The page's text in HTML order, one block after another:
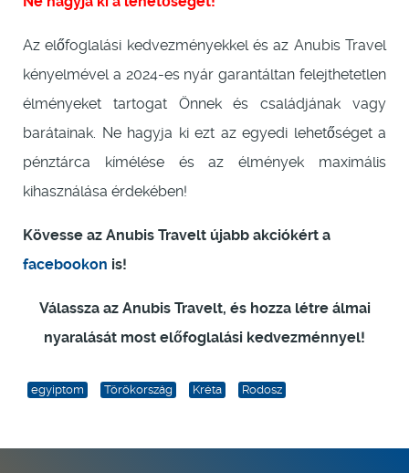
Az előfoglalási kedvezményekkel és az Anubis Travel
kényelmével a 2024-es nyár garantáltan felejthetetlen
élményeket tartogat Önnek és családjának vagy
barátainak. Ne hagyja ki ezt az egyedi lehetőséget a
pénztárca kímélése és az élmények maximális
kihasználása érdekében!
Kövesse az Anubis Travelt újabb akciókért a
facebookon is!
Válassza az Anubis Travelt, és hozza létre álmai
nyaralását most előfoglalási kedvezménnyel!
egyiptom Törökország Kréta Rodosz